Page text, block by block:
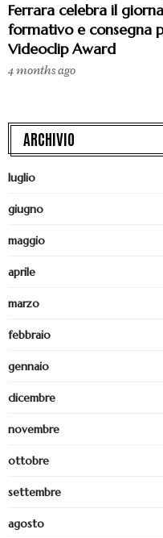
Ferrara celebra il
formativo e consegna
Videoclip Award
4 months ago
ARCHIVIO
luglio
giugno
maggio
aprile
marzo
febbraio
gennaio
dicembre
novembre
ottobre
settembre
agosto